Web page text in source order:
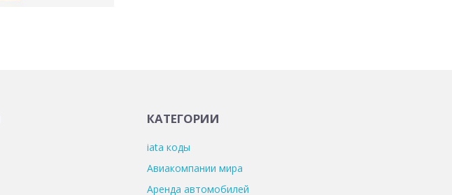
КАТЕГОРИИ
iata коды
Авиакомпании мира
Аренда автомобилей